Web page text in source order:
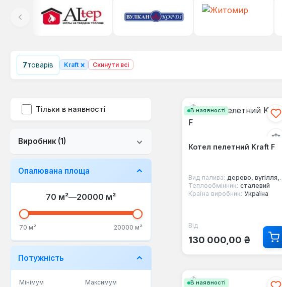
7товарів Kraft × Скинути всі
Тільки в наявності
Виробник (1)
Опалювана площа
70 м²—20000 м²
70 м² 20000 м²
Потужність
Мінімум Максимум
В наявності
Котел пелетний Kraft F
Вид палива: дерево, вугілля, пелети
Теплообмінник: сталевий
Країна виробник: Україна
Звичайна ціна:
Від
130 000,00 ₴
В наявності